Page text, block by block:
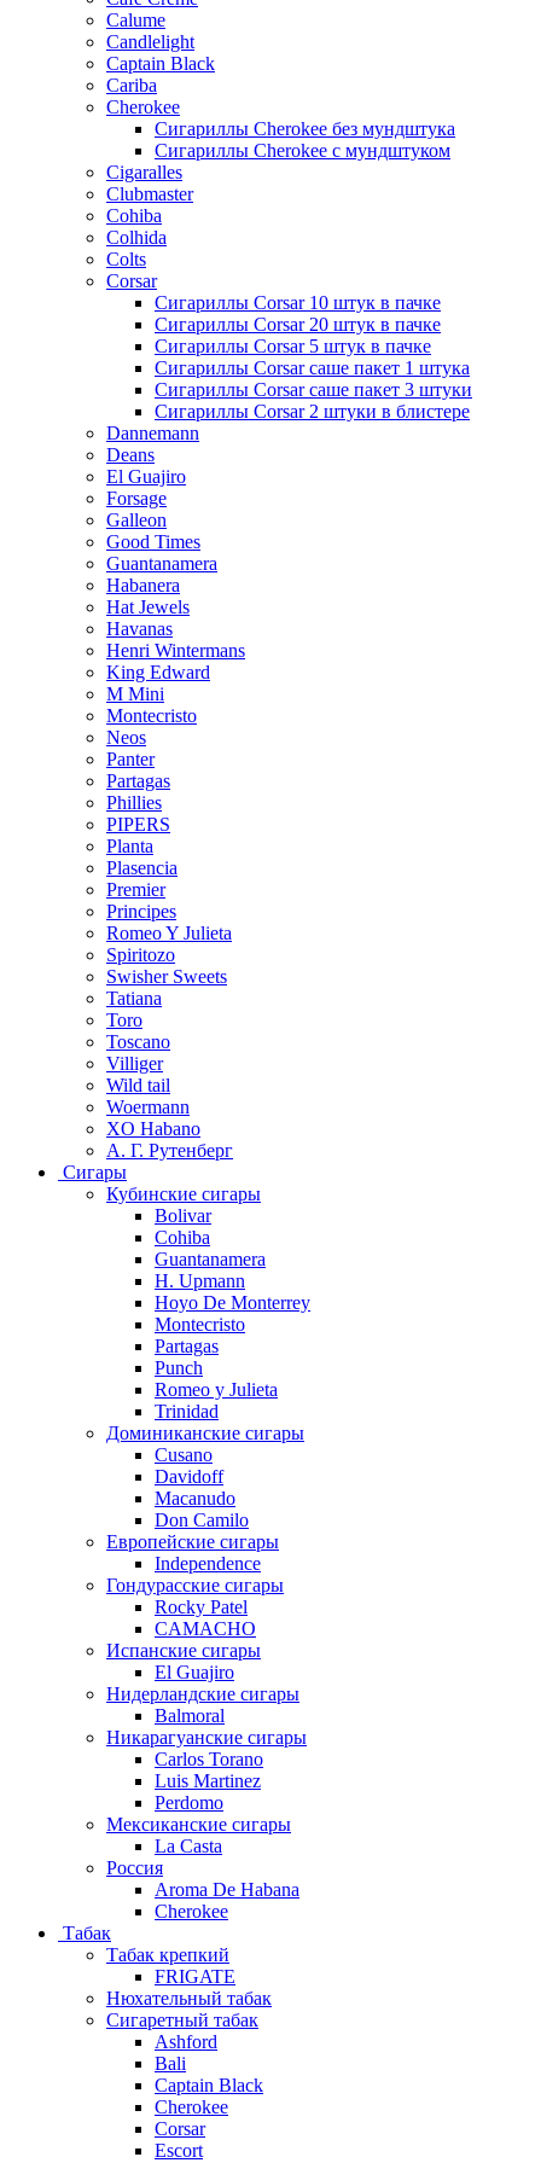
Calume
Candlelight
Captain Black
Cariba
Cherokee
Сигариллы Cherokee без мундштука
Сигариллы Cherokee с мундштуком
Cigaralles
Clubmaster
Cohiba
Colhida
Colts
Corsar
Сигариллы Corsar 10 штук в пачке
Сигариллы Corsar 20 штук в пачке
Сигариллы Corsar 5 штук в пачке
Сигариллы Corsar саше пакет 1 штука
Сигариллы Corsar саше пакет 3 штуки
Сигариллы Corsar 2 штуки в блистере
Dannemann
Deans
El Guajiro
Forsage
Galleon
Good Times
Guantanamera
Habanera
Hat Jewels
Havanas
Henri Wintermans
King Edward
M Mini
Montecristo
Neos
Panter
Partagas
Phillies
PIPERS
Planta
Plasencia
Premier
Principes
Romeo Y Julieta
Spiritozo
Swisher Sweets
Tatiana
Toro
Toscano
Villiger
Wild tail
Woermann
XO Habano
А. Г. Рутенберг
Сигары
Кубинские сигары
Bolivar
Cohiba
Guantanamera
H. Upmann
Hoyo De Monterrey
Montecristo
Partagas
Punch
Romeo y Julieta
Trinidad
Доминиканские сигары
Cusano
Davidoff
Macanudo
Don Camilo
Европейские сигары
Independence
Гондурасские сигары
Rocky Patel
CAMACHO
Испанские сигары
El Guajiro
Нидерландские сигары
Balmoral
Никарагуанские сигары
Carlos Torano
Luis Martinez
Perdomo
Мексиканские сигары
La Casta
Россия
Aroma De Habana
Cherokee
Табак
Табак крепкий
FRIGATE
Нюхательный табак
Сигаретный табак
Ashford
Bali
Captain Black
Cherokee
Corsar
Escort